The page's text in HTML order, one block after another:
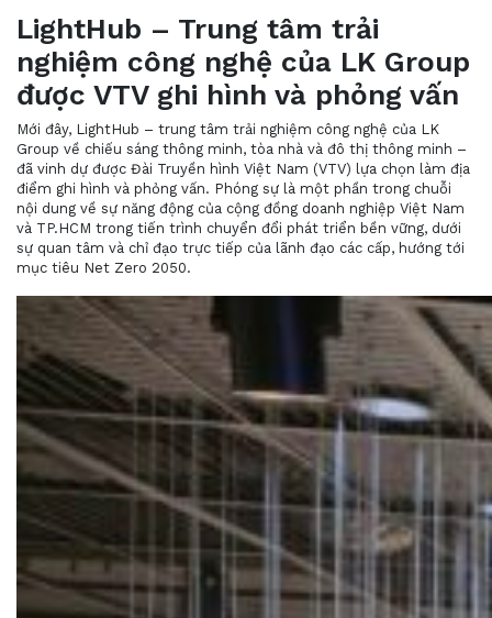
LightHub – Trung tâm trải
nghiệm công nghệ của LK Group
được VTV ghi hình và phỏng vấn
Mới đây, LightHub – trung tâm trải nghiệm công nghệ của LK
Group về chiếu sáng thông minh, tòa nhà và đô thị thông minh –
đã vinh dự được Đài Truyền hình Việt Nam (VTV) lựa chọn làm địa
điểm ghi hình và phỏng vấn. Phóng sự là một phần trong chuỗi
nội dung về sự năng động của cộng đồng doanh nghiệp Việt Nam
và TP.HCM trong tiến trình chuyển đổi phát triển bền vững, dưới
sự quan tâm và chỉ đạo trực tiếp của lãnh đạo các cấp, hướng tới
mục tiêu Net Zero 2050.